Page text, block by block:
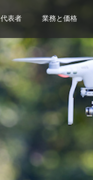
代表者 業務と価格